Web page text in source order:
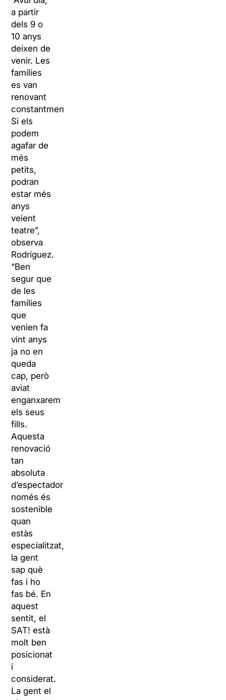
a partir
dels 9 o
10 anys
deixen de
venir. Les
famílies
es van
renovant
constantment.
Si els
podem
agafar de
més
petits,
podran
estar més
anys
veient
teatre”,
observa
Rodríguez.
“Ben
segur que
de les
famílies
que
venien fa
vint anys
ja no en
queda
cap, però
aviat
enganxarem
els seus
fills.
Aquesta
renovació
tan
absoluta
d’espectadors
només és
sostenible
quan
estàs
especialitzat,
la gent
sap què
fas i ho
fas bé. En
aquest
sentit, el
SAT! està
molt ben
posicionat
i
considerat.
La gent el